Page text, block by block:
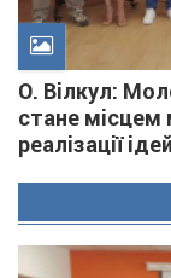
О. Вілкул:
стане місцем
реалізації